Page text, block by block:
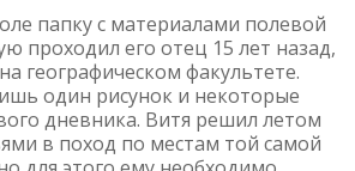
папку с материалами полевой
проходил его отец 15 лет назад,
географическом факультете.
один рисунок и некоторые
дневника. Витя решил летом
в поход по местам той самой